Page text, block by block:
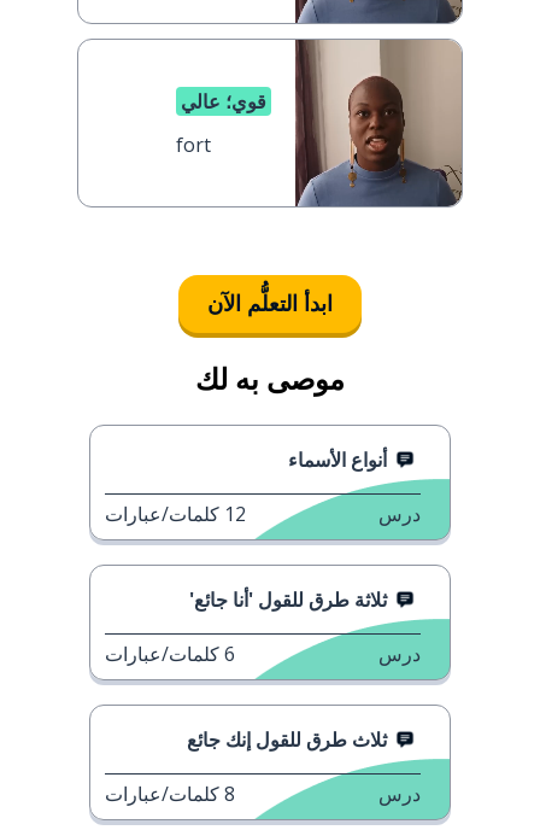
قوي؛ عالي
fort
ابدأ التعلُّم الآن
موصى به لك
أنواع الأسماء
درس 12 كلمات/عبارات
ثلاثة طرق للقول 'أنا جائع'
درس 6كلمات/عبارات
ثلاث طرق للقول إنك جائع
درس 8كلمات/عبارات